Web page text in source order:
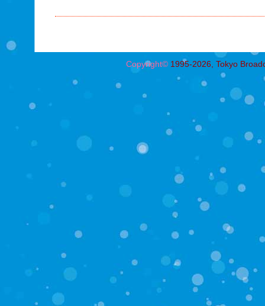
Copyright©1995-2026, Tokyo